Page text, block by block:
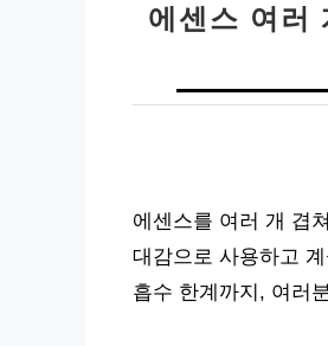
에센스 여러
에센스를 여러 개 겹
대감으로 사용하고
흡수 한계까지, 여러